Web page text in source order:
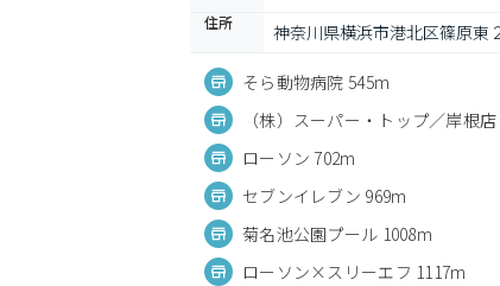
住所 神奈川県横浜市港北区篠原東
そら動物病院 545m
（株）スーパー・トップ／岸根
ローソン 702m
セブンイレブン 969m
菊名池公園プール 1008m
ローソン×スリーエフ 1117m